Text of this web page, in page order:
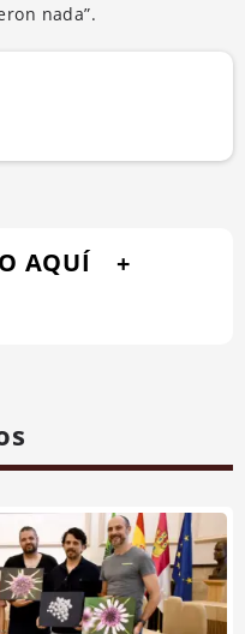
nada”.
AQUÍ